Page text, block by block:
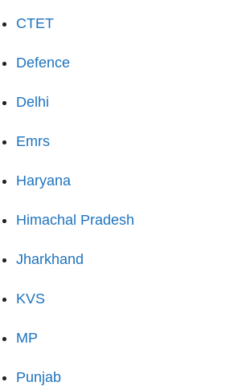
CTET
Defence
Delhi
Emrs
Haryana
Himachal Pradesh
Jharkhand
KVS
MP
Punjab